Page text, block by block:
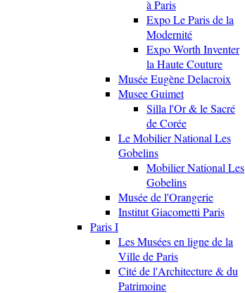
à Paris
Expo Le Paris de la
Modernité
Expo Worth Inventer
la Haute Couture
Musée Eugène Delacroix
Musee Guimet
Silla l'Or & le Sacré
de Corée
Le Mobilier National Les
Gobelins
Mobilier National Les
Gobelins
Musée de l'Orangerie
Institut Giacometti Paris
Paris I
Les Musées en ligne de la
Ville de Paris
Cité de l'Architecture & du
Patrimoine